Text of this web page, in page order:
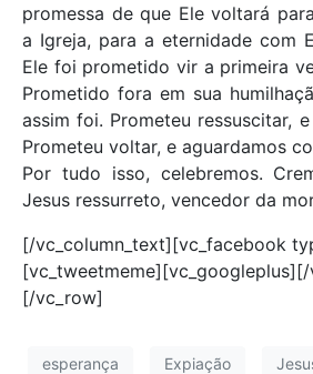
promessa de que Ele voltará
a Igreja, para a eternidade com
Ele foi prometido vir a primeira
Prometido fora em sua
assim foi. Prometeu ressuscitar,
Prometeu voltar, e aguardamos
Por tudo isso, celebremos.
Jesus ressurreto, vencedor da
[/vc_column_text][vc_facebook
[vc_tweetmeme][vc_googleplus][/
[/vc_row]
esperança Expiação